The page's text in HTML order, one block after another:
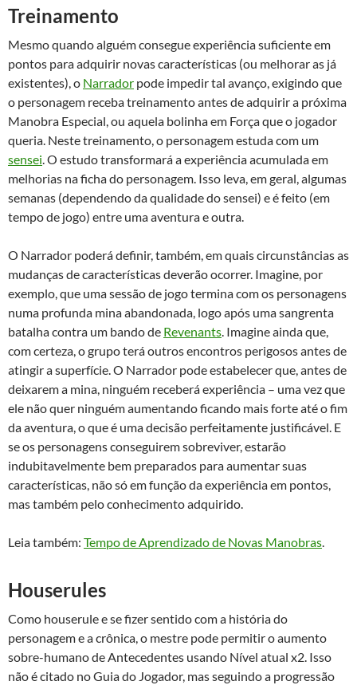
Treinamento
Mesmo quando alguém consegue experiência suficiente em
pontos para adquirir novas características (ou melhorar as já
existentes), o Narrador pode impedir tal avanço, exigindo que
o personagem receba treinamento antes de adquirir a próxima
Manobra Especial, ou aquela bolinha em Força que o jogador
queria. Neste treinamento, o personagem estuda com um
sensei. O estudo transformará a experiência acumulada em
melhorias na ficha do personagem. Isso leva, em geral, algumas
semanas (dependendo da qualidade do sensei) e é feito (em
tempo de jogo) entre uma aventura e outra.
O Narrador poderá definir, também, em quais circunstâncias as
mudanças de características deverão ocorrer. Imagine, por
exemplo, que uma sessão de jogo termina com os personagens
numa profunda mina abandonada, logo após uma sangrenta
batalha contra um bando de Revenants. Imagine ainda que,
com certeza, o grupo terá outros encontros perigosos antes de
atingir a superfície. O Narrador pode estabelecer que, antes de
deixarem a mina, ninguém receberá experiência – uma vez que
ele não quer ninguém aumentando ficando mais forte até o fim
da aventura, o que é uma decisão perfeitamente justificável. E
se os personagens conseguirem sobreviver, estarão
indubitavelmente bem preparados para aumentar suas
características, não só em função da experiência em pontos,
mas também pelo conhecimento adquirido.
Leia também: Tempo de Aprendizado de Novas Manobras.
Houserules
Como houserule e se fizer sentido com a história do
personagem e a crônica, o mestre pode permitir o aumento
sobre-humano de Antecedentes usando Nível atual x2. Isso
não é citado no Guia do Jogador, mas seguindo a progressão